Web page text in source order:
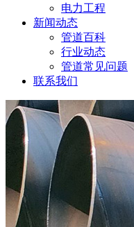
电力工程
新闻动态
管道百科
行业动态
管道常见问题
联系我们